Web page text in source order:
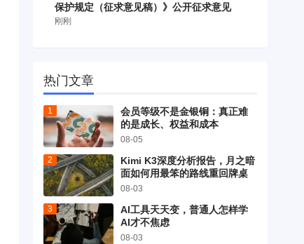
保护规定（征求意见稿）》公开征求意见
刚刚
热门文章
会员等级不是金银铜：真正难
的是成长、权益和成本
08-05
Kimi K3深度分析报告，月之暗
面如何用最笨的路线重回牌桌
08-03
AI工具天天变，普通人怎样学
AI才不焦虑
08-03